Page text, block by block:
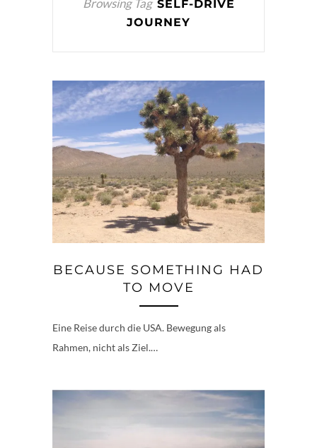
SELF-DRIVE
JOURNEY
BECAUSE SOMETHING HAD
TO MOVE
Eine Reise durch die USA. Bewegung als
Rahmen, nicht als Ziel.…